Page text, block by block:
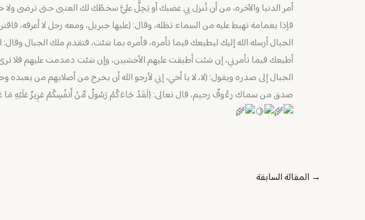
أمر الدنيا والآخره، من أن تُنزل بي غضبك أو يَحِلَّ عليَّ سخطُك لك العتبى حتى ترضى ولا
فإذا بغمامة تهبط عليه من السماء تظله، وقال: (عليها جبريل، ومعه رجل لا أعرفه،
الجبال أرسله الله إليك ليطيعك فيما تأمره، فأمره بما شئت، فتقدم ملك الجبال وقال:
أطيعك فيما تأمرني، إن شئت أطبقت عليهم الأخشبين، وإن شئت دمدمت عليهم فلا
الجبال إلى صدره ويقول: (لا، لا يا أخي، إني لأرجو الله أن يخرج من أصلابهم من يعبده
صدق من سماك رءُوفٌ رحيم، قال تعالى: {لَقَدْ جَاءَكُمْ رَسُولٌ مِّنْ أَنفُسِكُمْ عَزِيزٌ عَلَيْهِ
→ المقالة السابقة